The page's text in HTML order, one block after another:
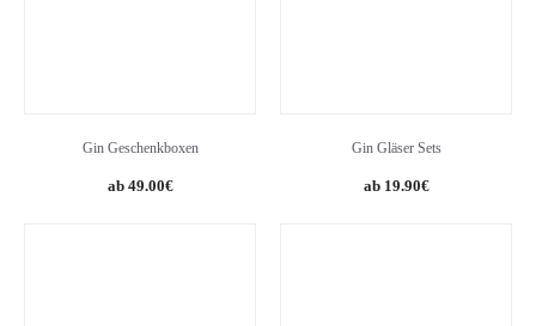
Gin Geschenkboxen
49.00€
Gin Gläser Sets
19.90€